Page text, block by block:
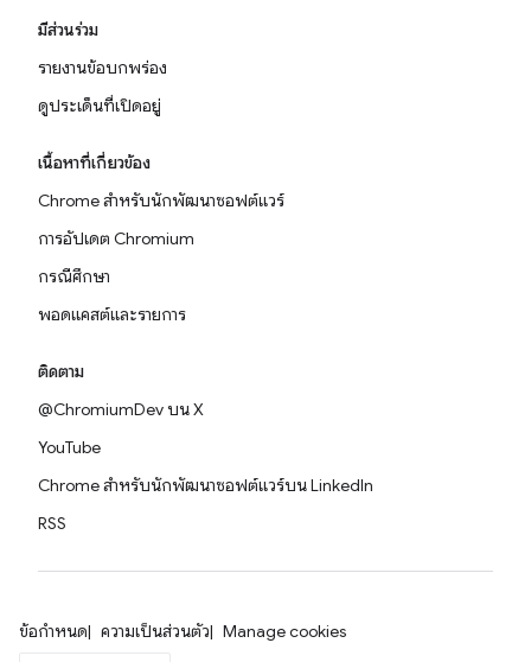
มีส่วนร่วม
รายงานข้อบกพร่อง
ดูประเด็นที่เปิดอยู่
เนื้อหาที่เกี่ยวข้อง
Chrome สำหรับนักพัฒนาซอฟต์แวร์
การอัปเดต Chromium
กรณีศึกษา
พอดแคสต์และรายการ
ติดตาม
@ChromiumDev บน X
YouTube
Chrome สำหรับนักพัฒนาซอฟต์แวร์บน LinkedIn
RSS
ข้อกำหนด ความเป็นส่วนตัว Manage cookies